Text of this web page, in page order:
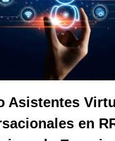
Asistentes
en